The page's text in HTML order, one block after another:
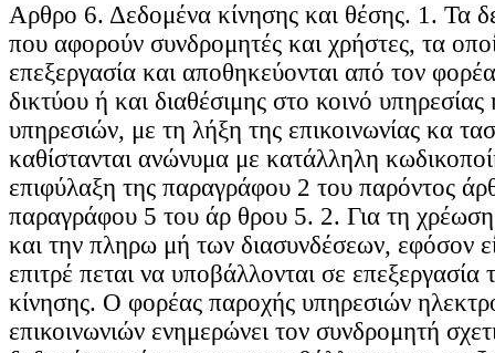
Aρθρο 6. Δεδομένα κίνησης και θέσης. 1. Τα
που αφορούν συνδρομητές και χρήστες, τα
επεξεργασία και αποθηκεύονται από τον
δικτύου ή και διαθέσιμης στο κοινό
υπηρεσιών, με τη λήξη της επικοινωνίας κα
καθίστανται ανώνυμα με κατάλληλη
επιφύλαξη της παραγράφου 2 του παρόντος
παραγράφου 5 του άρ θρου 5. 2. Για τη
και την πληρω μή των διασυνδέσεων, εφόσον
επιτρέ πεται να υποβάλλονται σε επεξεργασία
κίνησης. Ο φορέας παροχής υπηρεσιών
επικοινωνιών ενημερώνει τον συνδρομητή